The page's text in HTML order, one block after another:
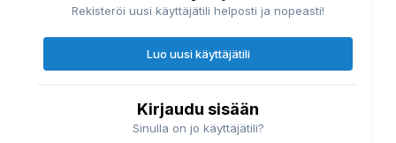
Rekisteröi uusi käyttäjätili helposti ja nopeasti!
Luo uusi käyttäjätili
Kirjaudu sisään
Sinulla on jo käyttäjätili?